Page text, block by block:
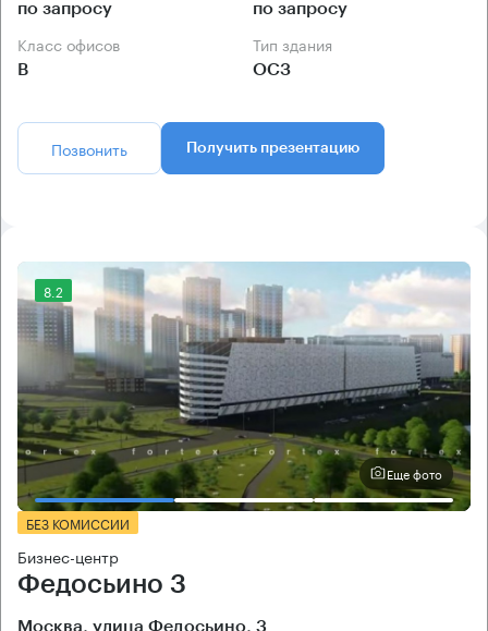
по запросу по запросу
Класс офисов
B
Тип здания
ОСЗ
Позвонить Получить презентацию
8.2
Еще фото
БЕЗ КОМИССИИ
Бизнес-центр
Федосьино 3
Москва, улица Федосьино, 3